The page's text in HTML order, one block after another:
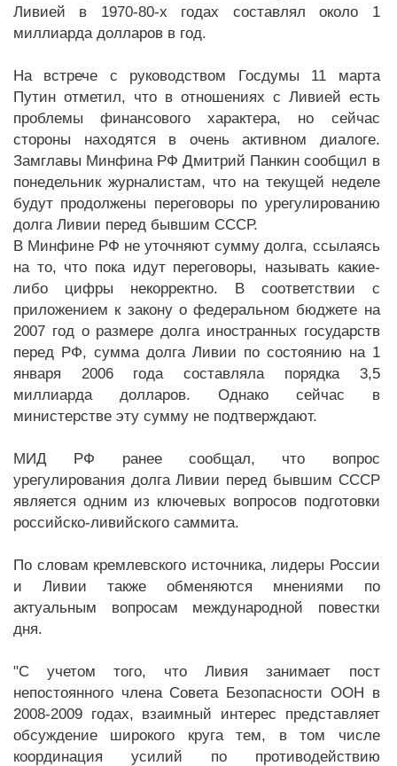
Ливией в 1970-80-х годах составлял около 1
миллиарда долларов в год.
На встрече с руководством Госдумы 11 марта
Путин отметил, что в отношениях с Ливией есть
проблемы финансового характера, но сейчас
стороны находятся в очень активном диалоге.
Замглавы Минфина РФ Дмитрий Панкин сообщил в
понедельник журналистам, что на текущей неделе
будут продолжены переговоры по урегулированию
долга Ливии перед бывшим СССР.
В Минфине РФ не уточняют сумму долга, ссылаясь
на то, что пока идут переговоры, называть какие-
либо цифры некорректно. В соответствии с
приложением к закону о федеральном бюджете на
2007 год о размере долга иностранных государств
перед РФ, сумма долга Ливии по состоянию на 1
января 2006 года составляла порядка 3,5
миллиарда долларов. Однако сейчас в
министерстве эту сумму не подтверждают.
МИД РФ ранее сообщал, что вопрос
урегулирования долга Ливии перед бывшим СССР
является одним из ключевых вопросов подготовки
российско-ливийского саммита.
По словам кремлевского источника, лидеры России
и Ливии также обменяются мнениями по
актуальным вопросам международной повестки
дня.
"С учетом того, что Ливия занимает пост
непостоянного члена Совета Безопасности ООН в
2008-2009 годах, взаимный интерес представляет
обсуждение широкого круга тем, в том числе
координация усилий по противодействию